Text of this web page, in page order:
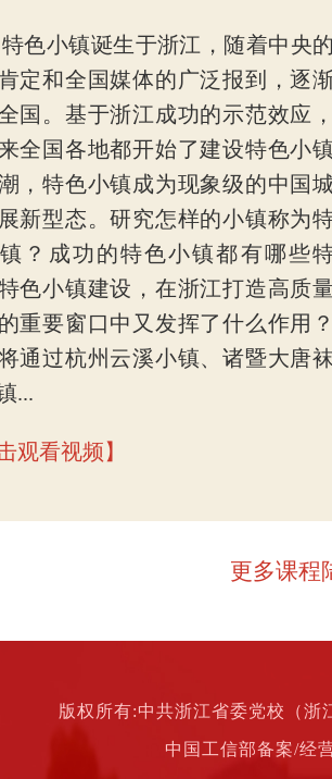
特色小镇诞生于浙江，随着中央
定和全国媒体的广泛报到，逐
国。基于浙江成功的示范效应
全国各地都开始了建设特色小
，特色小镇成为现象级的中国
新型态。研究怎样的小镇称为
？成功的特色小镇都有哪些
色小镇建设，在浙江打造高质
重要窗口中又发挥了什么作用
通过杭州云溪小镇、诸暨大唐
...
观看视频】
更多课程
版权所有:中共浙江省委党校（
中国工信部备案/经